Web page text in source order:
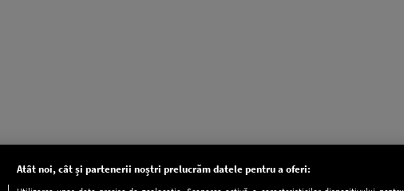
Atât noi, cât și partenerii noștri prelucrăm datele pentru a oferi: